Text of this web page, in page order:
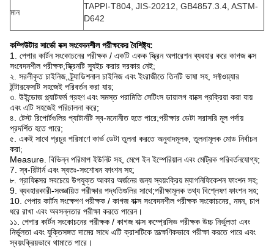
মান
TAPPI-T804, JIS-20212, GB4857.3.4, ASTM-
D642
কম্পিউটার সার্ভো বক্স সংবেদনশীল পরীক্ষকের বৈশিষ্ট্য:
1. পেপার কার্টন সংকোচনের পরীক্ষক / একটি একক স্ক্রিন অপারেশন ব্যবহার করে কাগজ বক্স
সংবেদনশীল পরীক্ষক;স্ক্রিনটি স্যুইচ করার দরকার নেই;
২. সরলীকৃত চাইনিজ, ট্র্যাডিশনাল চাইনিজ এবং ইংরাজীতে তিনটি ভাষা সহ, সফ্টওয়্যার
ইন্টারফেসটি সহজেই পরিবর্তন করা যায়;
৩. উইন্ডোজ প্ল্যাটফর্ম গ্রহণ এবং সমস্ত পরামিতি সেটিংস ডায়ালগ বাক্সে প্রক্রিয়া করা যায়
এবং এটি সহজেই পরিচালনা করে;
৪. টেস্ট রিপোর্টগুলির প্যাটার্নটি স্ব-মনোনীত হতে পারে;পরীক্ষার ডেটা সরাসরি মূল পর্দায়
প্রদর্শিত হতে পারে;
৫. একই সাথে প্রচুর পরিমাণে কার্ভ ডেটা তুলনা করতে অনুবাদমূলক, তুলনামূলক মোড নির্বাচন
করা;
Measure. বিভিন্ন পরিমাপ ইউনিট সহ, মেপে ইন ইম্পেরিয়াল এবং মেট্রিক পরিবর্তনযোগ্য;
7. স্ব-রিটার্ন এবং স্বতঃ-সংশোধন ফাংশন সহ;
৮. গ্রাফিক্সের সবচেয়ে উপযুক্ত আকার অর্জনের জন্য স্বয়ংক্রিয় ম্যাগনিফিকেশন ফাংশন সহ;
9. ব্যবহারকারী-সংজ্ঞায়িত পরীক্ষার পদ্ধতিগুলির সাথে;পরীক্ষামূলক তথ্য বিশ্লেষণ ফাংশন সহ;
10. পেপার কার্টন সংক্ষেপণ পরীক্ষক / কাগজ বাক্স সংবেদনশীল পরীক্ষক সংকোচনের, নমন, চাপ
ধরে রাখা এবং অবসন্নতার পরীক্ষা করতে পারেন।
১১. পেপার কার্টন সংকোচনের পরীক্ষক / কাগজ বাক্স কম্প্রেসিভ পরীক্ষক উচ্চ নির্ভুলতা এবং
নির্ভুলতা এবং যুক্তিসঙ্গত দামের সাথে এটি ক্রাশটিকে তাত্ক্ষণিকভাবে পরীক্ষা করতে পারে এবং
স্বয়ংক্রিয়ভাবে থামাতে পারে।